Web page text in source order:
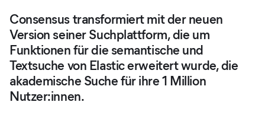
Consensus transformiert mit der neuen
Version seiner Suchplattform, die um
Funktionen für die semantische und
Textsuche von Elastic erweitert wurde, die
akademische Suche für ihre 1 Million
Nutzer:innen.